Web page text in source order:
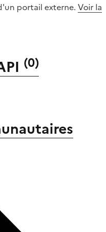
portail externe. Voir la
(0)